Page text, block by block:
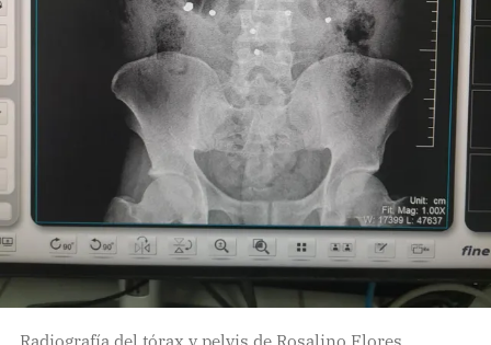
Radiografía del tórax y pelvis de Rosalino Flores